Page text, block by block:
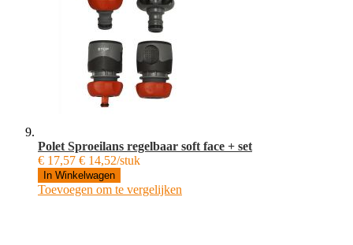
Polet Sproeilans regelbaar soft face + set
€ 17,57 € 14,52/stuk
In Winkelwagen
Toevoegen om te vergelijken